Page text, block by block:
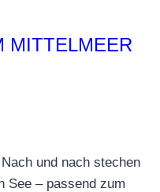
MITTELMEER
und nach stechen
See – passend zum